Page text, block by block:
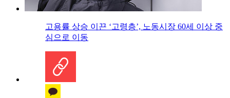
고용률 상승 이끈 ‘고령층’, 노동시장 60세 이상 중
심으로 이동